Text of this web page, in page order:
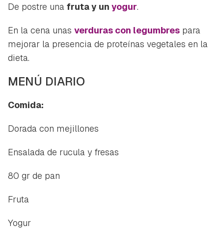
De postre una fruta y un yogur.
En la cena unas verduras con legumbres para
mejorar la presencia de proteínas vegetales en la
dieta.
MENÚ DIARIO
Comida:
Dorada con mejillones
Ensalada de rucula y fresas
80 gr de pan
Fruta
Yogur